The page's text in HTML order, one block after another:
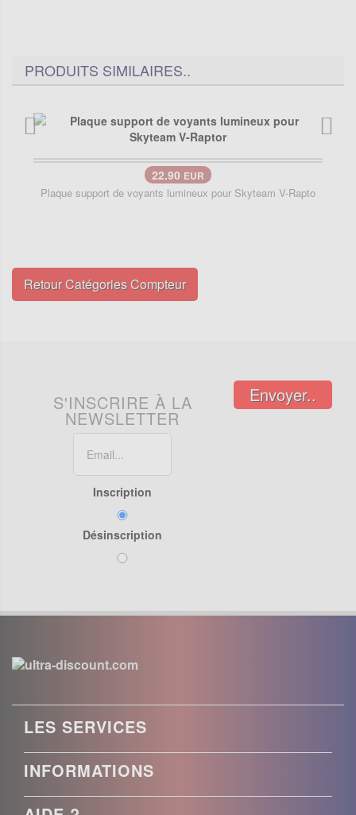
PRODUITS SIMILAIRES..
22.90 EUR
Plaque support de voyants lumineux pour Skyteam V-Rapto
Retour Catégories Compteur
S'INSCRIRE À LA
NEWSLETTER
Inscription
Désinscription
Envoyer..
LES SERVICES
INFORMATIONS